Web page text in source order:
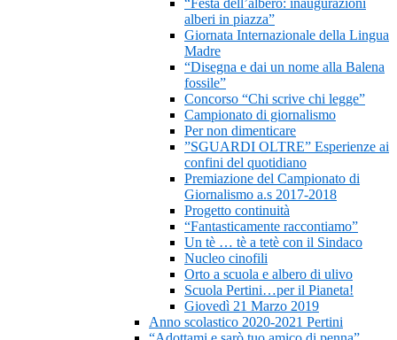
“Festa dell’albero: inaugurazioni
alberi in piazza”
Giornata Internazionale della Lingua
Madre
“Disegna e dai un nome alla Balena
fossile”
Concorso “Chi scrive chi legge”
Campionato di giornalismo
Per non dimenticare
”SGUARDI OLTRE” Esperienze ai
confini del quotidiano
Premiazione del Campionato di
Giornalismo a.s 2017-2018
Progetto continuità
“Fantasticamente raccontiamo”
Un tè … tè a tetè con il Sindaco
Nucleo cinofili
Orto a scuola e albero di ulivo
Scuola Pertini…per il Pianeta!
Giovedì 21 Marzo 2019
Anno scolastico 2020-2021 Pertini